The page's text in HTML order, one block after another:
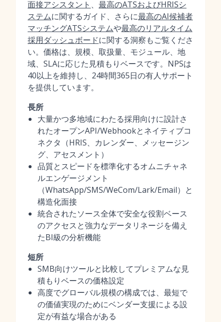
面接アシスタント 、 最高のATSおよびHRISシ
ステムに関するガイド、さらに最高のAI候補者
マッチングATSシステムや最高のリアルタイム
採用ダッシュボードに関する洞察もご覧くださ
い。価格は、規模、取扱量、モジュール、地
域、SLAに応じた見積もりベースです。NPSは
40以上を維持し、24時間365日の有人サポート
を提供しています。
長所
大量かつ多地域にわたる採用向けに設計さ
れたオープンAPI/Webhookとネイティブコ
ネクタ（HRIS、カレンダー、メッセージン
グ、アセスメント）
品質とスピードを標準化するオムニチャネ
ルエンゲージメント
（WhatsApp/SMS/WeCom/Lark/Email）と
構造化面接
統合されたソース全体で安全な役割ベース
のアクセスと強力なデータリネージを備え
たBI級の分析機能
短所
SMB向けツールと比較してプレミアムな見
積もりベースの価格設定
高度でグローバル規模の構成では、最短で
の価値実現のためにベンダー支援による設
定が有益な場合がある